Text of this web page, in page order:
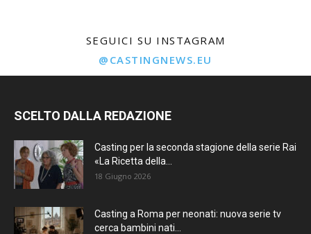
SEGUICI SU INSTAGRAM
@CASTINGNEWS.EU
SCELTO DALLA REDAZIONE
Casting per la seconda stagione della serie Rai
«La Ricetta della...
18 Giugno 2026
Casting a Roma per neonati: nuova serie tv
cerca bambini nati...